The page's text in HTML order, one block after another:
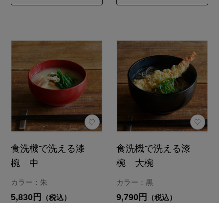
食洗機で洗える漆
椀 中
カラー：朱
5,830円 （税込）
食洗機で洗える漆
椀 大椀
カラー：黒
9,790円 （税込）